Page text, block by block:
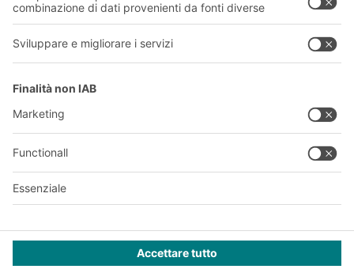
A BIT O
YOUR LIFE.
011 9063242
© 2026 BITO-Lagertechnik Bittmann GmbH
Questa offerta è destinata all'industria, all'artigianato, al
commercio e alle professioni per l'utilizzo in attività
indipendenti, professionali o commerciali.